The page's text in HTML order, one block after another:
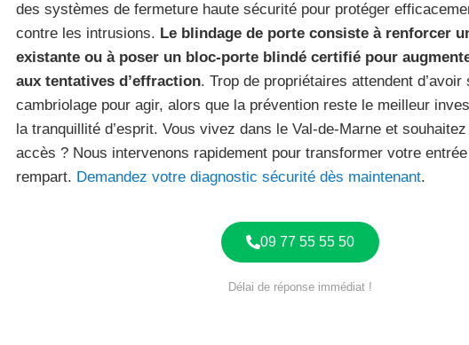
des systèmes de fermeture haute sécurité pour protéger
contre les intrusions. Le blindage de porte consiste à renforcer
existante ou à poser un bloc-porte blindé certifié pour
aux tentatives d’effraction. Trop de propriétaires attendent d’avoir
cambriolage pour agir, alors que la prévention reste le meilleur
la tranquillité d’esprit. Vous vivez dans le Val-de-Marne et
accès ? Nous intervenons rapidement pour transformer votre
rempart. Demandez votre diagnostic sécurité dès maintenant.
09 77 55 55 50
Délai de réponse immédiat !